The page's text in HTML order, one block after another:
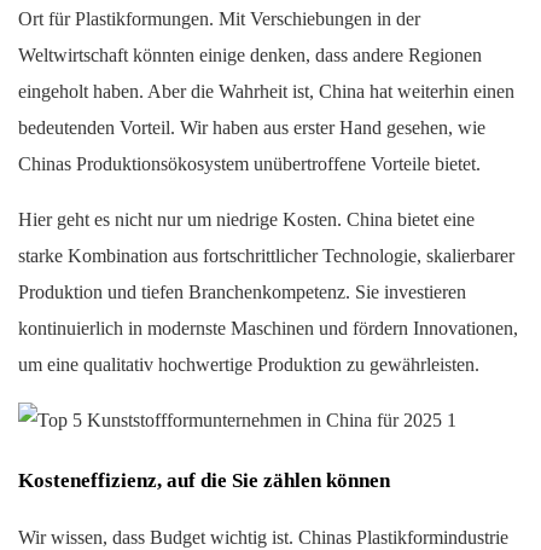
Ort für Plastikformungen. Mit Verschiebungen in der
Weltwirtschaft könnten einige denken, dass andere Regionen
eingeholt haben. Aber die Wahrheit ist, China hat weiterhin einen
bedeutenden Vorteil. Wir haben aus erster Hand gesehen, wie
Chinas Produktionsökosystem unübertroffene Vorteile bietet.
Hier geht es nicht nur um niedrige Kosten. China bietet eine
starke Kombination aus fortschrittlicher Technologie, skalierbarer
Produktion und tiefen Branchenkompetenz. Sie investieren
kontinuierlich in modernste Maschinen und fördern Innovationen,
um eine qualitativ hochwertige Produktion zu gewährleisten.
Kosteneffizienz, auf die Sie zählen können
Wir wissen, dass Budget wichtig ist. Chinas Plastikformindustrie